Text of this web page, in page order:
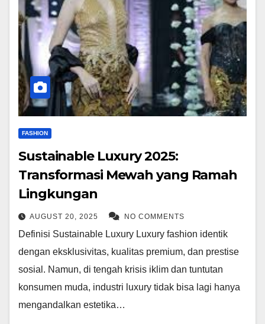
FASHION
Sustainable Luxury 2025:
Transformasi Mewah yang Ramah
Lingkungan
AUGUST 20, 2025 NO COMMENTS
Definisi Sustainable Luxury Luxury fashion identik
dengan eksklusivitas, kualitas premium, dan prestise
sosial. Namun, di tengah krisis iklim dan tuntutan
konsumen muda, industri luxury tidak bisa lagi hanya
mengandalkan estetika…